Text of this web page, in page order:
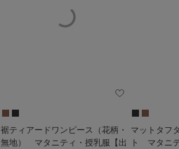
裾ティアードワンピース（花柄・
無地） マタニティ・授乳服【出
マットタフ
ト マタニ